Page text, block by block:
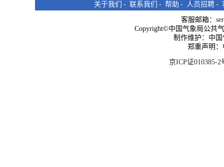
关于我们 - 联系我们 - 帮助 - 人员招聘 -
客服邮箱：
Copyright©中国气象局公共
制作维护：中
郑重声明
京ICP证010385-2